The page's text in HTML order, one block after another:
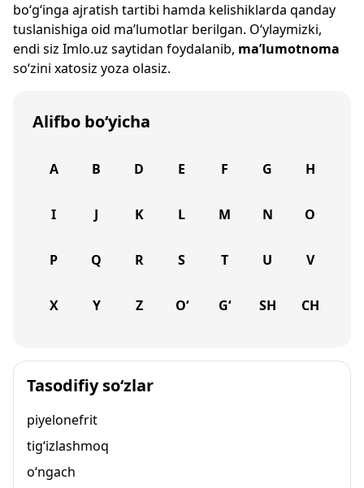
bo‘g‘inga ajratish tartibi hamda kelishiklarda qanday
tuslanishiga oid ma’lumotlar berilgan. O‘ylaymizki,
endi siz Imlo.uz saytidan foydalanib, ma’lumotnoma
so‘zini xatosiz yoza olasiz.
Alifbo bo‘yicha
A B D E F G H
I J K L M N O
P Q R S T U V
X Y Z O‘ G‘ SH CH
Tasodifiy so‘zlar
piyelonefrit
tig‘izlashmoq
o‘ngach